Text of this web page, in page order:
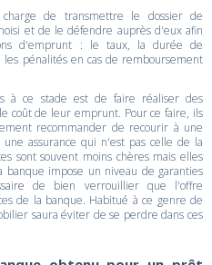
de transmettre le dossier de
et de le défendre auprès d'eux afin
d'emprunt : le taux, la durée de
pénalités en cas de remboursement
à ce stade est de faire réaliser des
coût de leur emprunt. Pour ce faire, ils
recommander de recourir à une
assurance qui n'est pas celle de la
sont souvent moins chères mais elles
impose un niveau de garanties
de bien verrouillier que l'offre
de la banque. Habitué à ce genre de
saura éviter de se perdre dans ces